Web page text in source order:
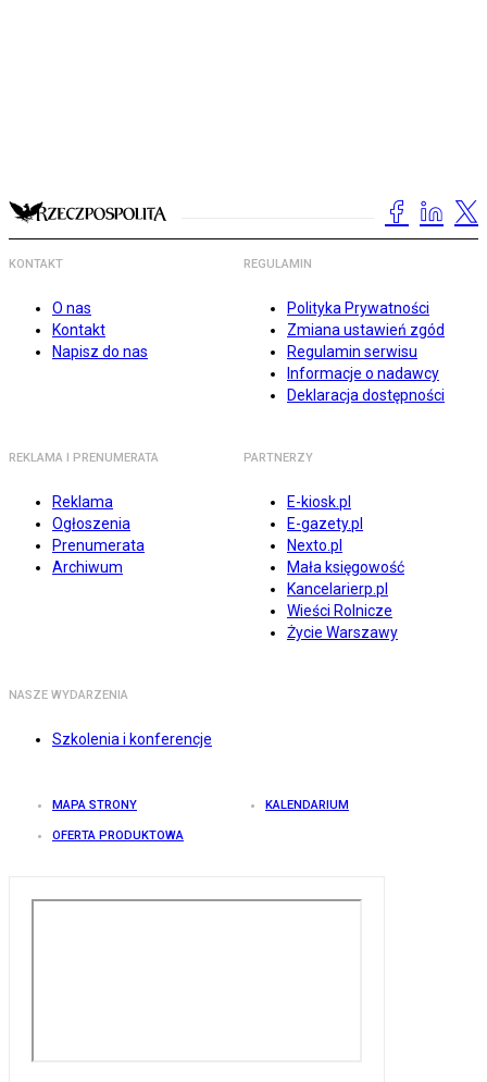
KONTAKT
O nas
Kontakt
Napisz do nas
REGULAMIN
Polityka Prywatności
Zmiana ustawień zgód
Regulamin serwisu
Informacje o nadawcy
Deklaracja dostępności
REKLAMA I PRENUMERATA
Reklama
Ogłoszenia
Prenumerata
Archiwum
PARTNERZY
E-kiosk.pl
E-gazety.pl
Nexto.pl
Mała księgowość
Kancelarierp.pl
Wieści Rolnicze
Życie Warszawy
NASZE WYDARZENIA
Szkolenia i konferencje
MAPA STRONY KALENDARIUM
OFERTA PRODUKTOWA